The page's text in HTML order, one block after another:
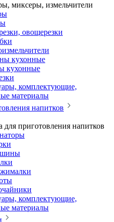
миксеры, измельчители
овощерезки
кухонные
кухонные
комплектующие,
материалы
напитков
для приготовления напитков
комплектующие,
материалы